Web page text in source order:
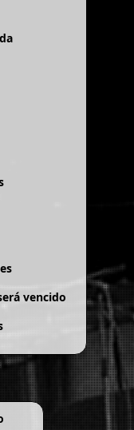
vencido